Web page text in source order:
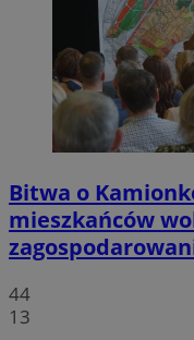
Bitwa o
mieszkańców
44
13